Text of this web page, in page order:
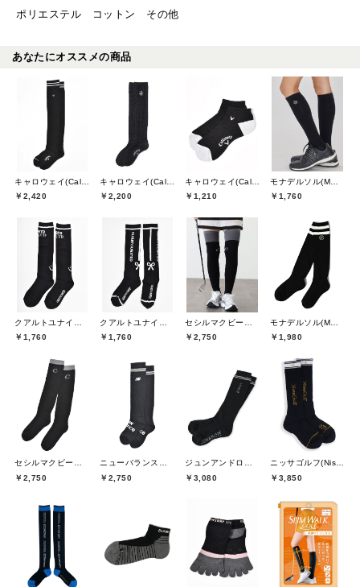
ポリエステル コットン その他
あなたにオススメの商品
￥2,420
￥2,200
￥1,210
￥1,760
￥1,760
￥1,760
￥2,750
￥1,980
セシルマクビーグリーン(CECIL McBEE green)
￥2,750
ニューバランスゴルフ(New Balance Golf)
￥2,750
ジュンアンドロペ(JUN&ROPE)
￥3,080
ニッサゴルフ(Nissa Golf)
￥3,850